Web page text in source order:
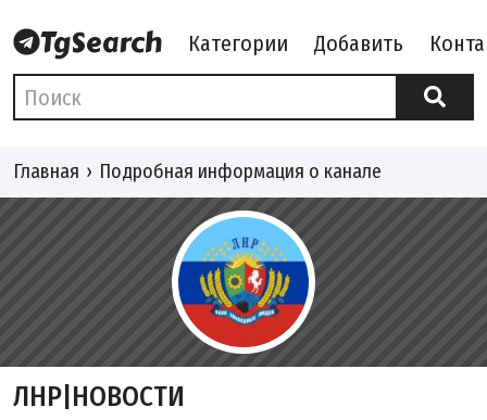
Категории Добавить
Главная Подробная информация о канале
ЛНР|НОВОСТИ